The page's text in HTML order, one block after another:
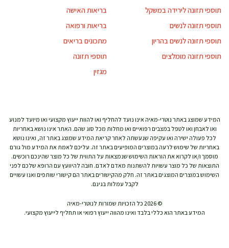
תוספי תזונה לירידה במשקל
תוספי תזונה לנשים
תוספי תזונה לנשים בהריון
תוספי תזונה מומלצים
בריאות האישה
בריאות ורפואה
מתכונים בריאים
תוספי תזונה
מגזין
המידע שמוצג באתר נוטרי-מאיה אינו נועד להחליף ואו להוות ייעוץ מקצועי ואו מיועד למנוע
ואו לאבחן ואו לטפל במצבים רפואיים ואו מחלות מכל סוג שהם. האתר אינו נושא באחריות
לכל פעולה ישירה ואו עקיפה שנעשתה לאחר קריאת המידע שמוצג באתר זה, ואינו נושא
באחריות של שימוש לרעה במוצרים המופיעים באתר זה. עליכם לאמת את המידע מול גורם
מוסמך ו/או לקרוא את הוראות השימוש שנמצאות על התווית של כל מוצר שהינכם רוכשים.
התוצאות של כל מוצר עשויות להשתנות מאדם לאדם. חובה להיוועץ עם הרופא שלכם לפני
השימוש במוצרים המוצגים באתר זה. חלק מהקישורים באתר הם קישורי שותפים ואנו עשויים
לקבל עמלות בגינם.
© 2026 כל הזכויות שמורות לנוטרי-מאיה
המידע באתר הוא כללי בלבד ואינו מהווה ייעוץ רפואי או תחליף לייעוץ מקצועי.